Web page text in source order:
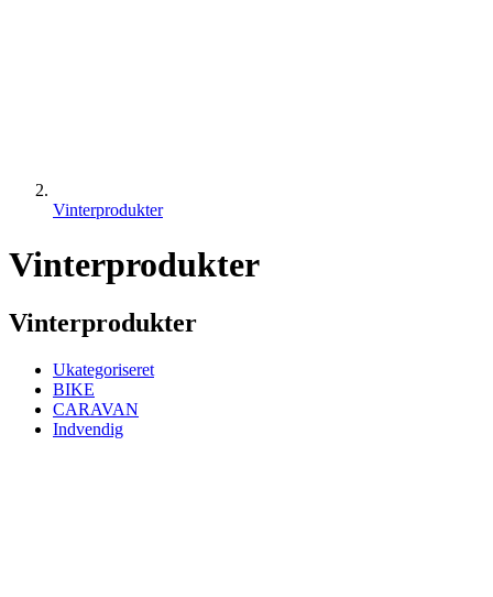
Vinterprodukter
Vinterprodukter
Vinterprodukter
Ukategoriseret
BIKE
CARAVAN
Indvendig